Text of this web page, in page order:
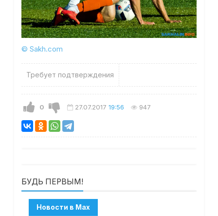
© Sakh.com
Требует подтверждения
0 27.07.2017 19:56 947
БУДЬ ПЕРВЫМ!